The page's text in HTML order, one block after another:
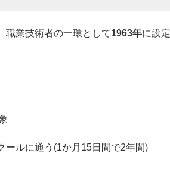
職業技術者の一環として1963年に設
ールに通う(1か月15日間で2年間)